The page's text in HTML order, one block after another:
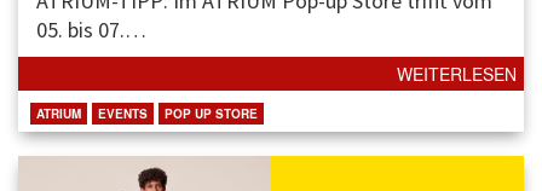
05. bis 07.…
WEITERLESEN
ATRIUM EVENTS POP UP STORE